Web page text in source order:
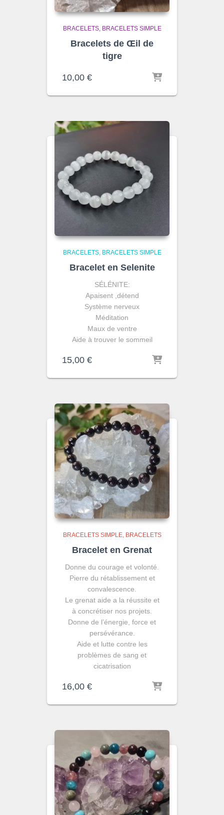
BRACELETS BRACELETS SIMPLE
Bracelets de Œil de
tigre
10,00 €
BRACELETS BRACELETS SIMPLE
Bracelet en Selenite
SÉLÉNITE:
Apaisent ,détend
Système nerveux
Méditation
Maux de ventre
Aide à trouver le sommeil
15,00 €
BRACELETS SIMPLE BRACELETS
Bracelet en Grenat
Donne du courage et volonté.
Pierre du rétablissement et
convalescence.
Le grenat aide a la réussite et
à concrétiser nos projets.
Donne de l’énergie, force et
persévérance.
Aide et lutte contre les
problèmes de sang et
cicatrisation
16,00 €